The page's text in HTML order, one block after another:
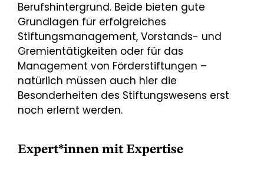
Berufshintergrund. Beide bieten gute
Grundlagen für erfolgreiches
Stiftungsmanagement, Vorstands- und
Gremientätigkeiten oder für das
Management von Förderstiftungen –
natürlich müssen auch hier die
Besonderheiten des Stiftungswesens erst
noch erlernt werden.
Expert*innen mit Expertise